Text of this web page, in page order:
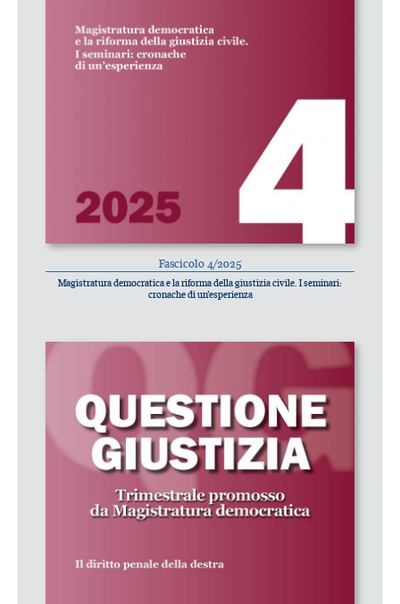
Fascicolo 4/2025
Magistratura democratica e la riforma della giustizia civile. I seminari:
cronache di un’esperienza